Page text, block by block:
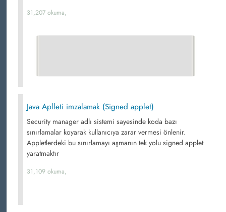
31,207 okuma,
Java Aplleti imzalamak (Signed applet)
Security manager adlı sistemi sayesinde koda bazı
sınırlamalar koyarak kullanıcıya zarar vermesi önlenir.
Appletlerdeki bu sınırlamayı aşmanın tek yolu signed applet
yaratmaktır
31,109 okuma,